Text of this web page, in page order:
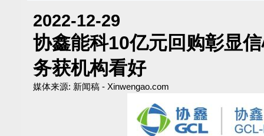
2022-12-29
协鑫能科10亿元回购彰显
务获机构看好
媒体来源: 新闻稿 - Xinwengao.com